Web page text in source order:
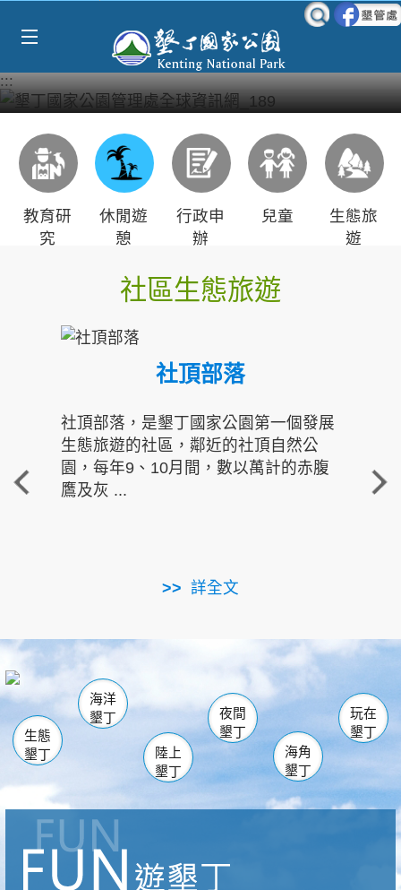
:::
教育研
究
休閒遊
憩
行政申
辦
兒童
生態旅
遊
社區生態旅遊
社頂部落
社頂部落，是墾丁國家公園第一個發展
生態旅遊的社區，鄰近的社頂自然公
園，每年9、10月間，數以萬計的赤腹
鷹及灰 ...
詳全文
重
走進
南仁湖
海生館
恆春 佳樂水
龍鑾潭自然中心 森林遊樂區
瓊麻館
關山 墾管處遊客中心
社頂公園 風吹沙
船帆石
白砂 龍磐公園
香蕉灣
砂島
鵝鑾鼻
生態
墾丁
海洋
墾丁
陸上
墾丁
夜間
墾丁
海角
墾丁
玩在
墾丁